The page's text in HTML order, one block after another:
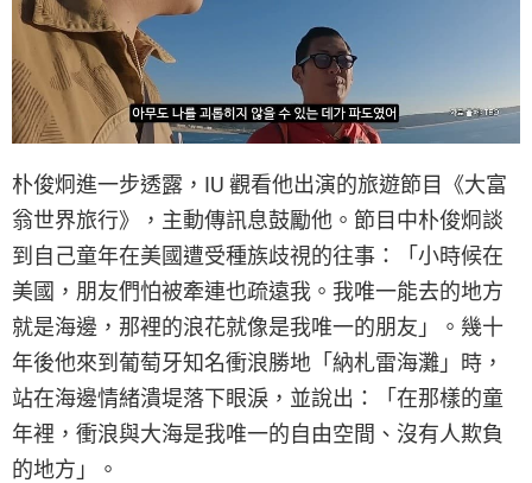
朴俊炯進一步透露，IU 觀看他出演的旅遊節目《大富
翁世界旅行》，主動傳訊息鼓勵他。節目中朴俊炯談
到自己童年在美國遭受種族歧視的往事：「小時候在
美國，朋友們怕被牽連也疏遠我。我唯一能去的地方
就是海邊，那裡的浪花就像是我唯一的朋友」。幾十
年後他來到葡萄牙知名衝浪勝地「納札雷海灘」時，
站在海邊情緒潰堤落下眼淚，並說出：「在那樣的童
年裡，衝浪與大海是我唯一的自由空間、沒有人欺負
的地方」。